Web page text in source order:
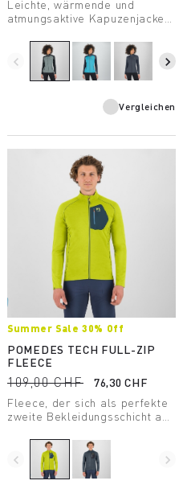
Leichte, wärmende und
atmungsaktive Kapuzenjacke
Material. Entwickelt für
sommerliche Outdoor-
Aktivitäten.
navigate_before navigate_next
Vergleichen
Summer Sale 30% Off
POMEDES TECH FULL-ZIP
FLEECE
109,00 CHF
76,30 CHF
Fleece, der sich als perfekte
zweite Bekleidungsschicht an
mit einer Brusttasche mit
Reißverschluss ausgestattet
und lässt sich problemlos mit
navigate_before navigate_next